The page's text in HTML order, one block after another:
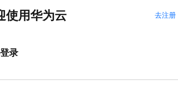
使用华为云 去注册
录